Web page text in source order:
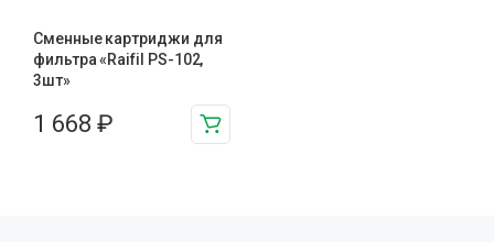
Сменные картриджи для
фильтра «Raifil PS-102,
3шт»
1 668 ₽